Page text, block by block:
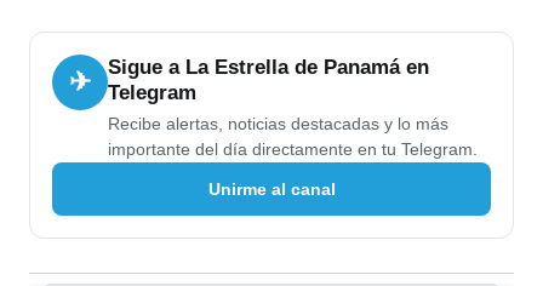
✈
Sigue a La Estrella de Panamá en
Telegram
Recibe alertas, noticias destacadas y lo más
importante del día directamente en tu Telegram.
Unirme al canal